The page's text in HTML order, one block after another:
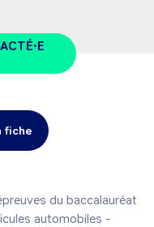
fiche
du baccalauréat
automobiles -